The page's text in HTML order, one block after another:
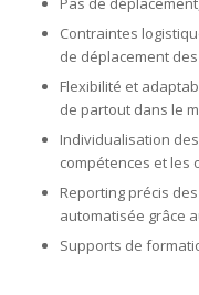
Contraintes
de déplacement
Flexibilité et
de partout dans le
Individualisation
compétences et les
Reporting précis
automatisée grâce
Supports de